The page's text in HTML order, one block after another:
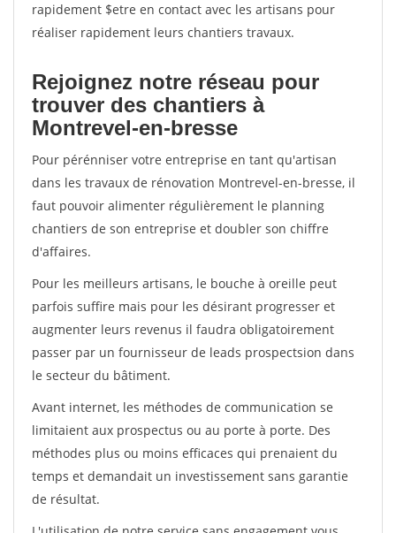
rapidement $etre en contact avec les artisans pour
réaliser rapidement leurs chantiers travaux.
Rejoignez notre réseau pour
trouver des chantiers à
Montrevel-en-bresse
Pour pérénniser votre entreprise en tant qu'artisan
dans les travaux de rénovation Montrevel-en-bresse, il
faut pouvoir alimenter régulièrement le planning
chantiers de son entreprise et doubler son chiffre
d'affaires.
Pour les meilleurs artisans, le bouche à oreille peut
parfois suffire mais pour les désirant progresser et
augmenter leurs revenus il faudra obligatoirement
passer par un fournisseur de leads prospectsion dans
le secteur du bâtiment.
Avant internet, les méthodes de communication se
limitaient aux prospectus ou au porte à porte. Des
méthodes plus ou moins efficaces qui prenaient du
temps et demandait un investissement sans garantie
de résultat.